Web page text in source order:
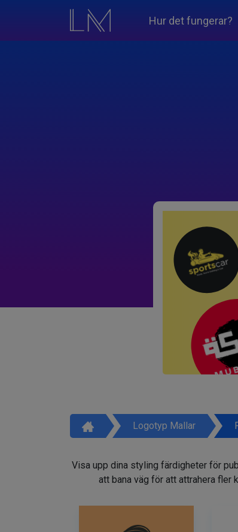
Hur det fungerar?
Logotyp Mallar
Visa upp dina styling färdigheter för
att bana väg för att attrahera